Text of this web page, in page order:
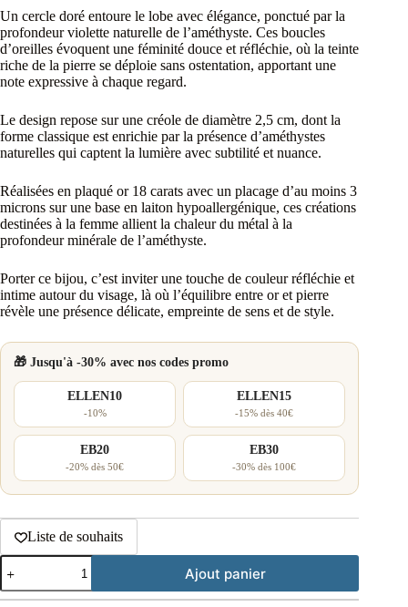
Un cercle doré entoure le lobe avec élégance, ponctué par la
profondeur violette naturelle de l’améthyste. Ces boucles
d’oreilles évoquent une féminité douce et réfléchie, où la teinte
riche de la pierre se déploie sans ostentation, apportant une
note expressive à chaque regard.
Le design repose sur une créole de diamètre 2,5 cm, dont la
forme classique est enrichie par la présence d’améthystes
naturelles qui captent la lumière avec subtilité et nuance.
Réalisées en plaqué or 18 carats avec un placage d’au moins 3
microns sur une base en laiton hypoallergénique, ces créations
destinées à la femme allient la chaleur du métal à la
profondeur minérale de l’améthyste.
Porter ce bijou, c’est inviter une touche de couleur réfléchie et
intime autour du visage, là où l’équilibre entre or et pierre
révèle une présence délicate, empreinte de sens et de style.
🎁 Jusqu'à -30% avec nos codes promo
ELLEN10
-10%
ELLEN15
-15% dès 40€
EB20
-20% dès 50€
EB30
-30% dès 100€
Liste de souhaits
quantité
de
Boucles
Ajout panier